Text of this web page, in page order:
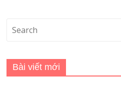
Bài viết mới